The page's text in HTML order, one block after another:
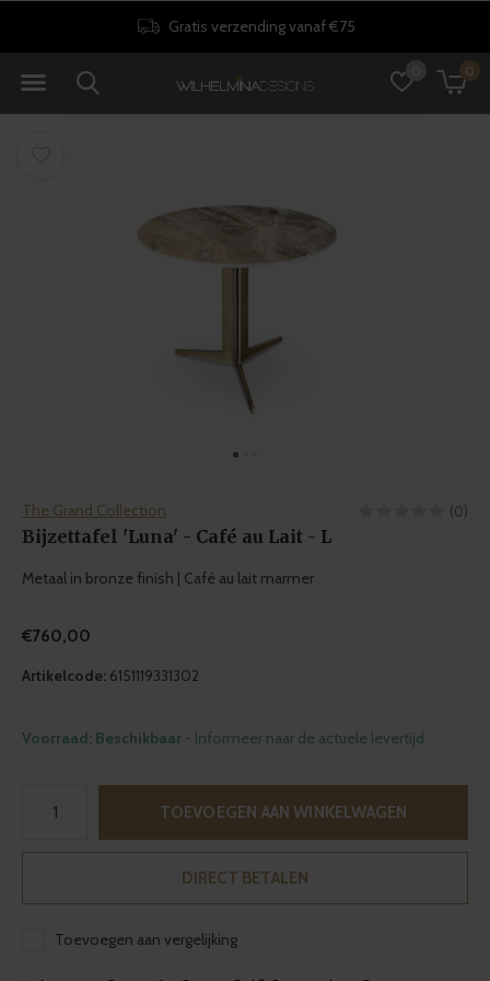
0
30 dagen retourrecht
The Grand Collection (0)
Bijzettafel 'Luna' - Café au Lait - L
Metaal in bronze finish | Café au lait marmer
€760,00
Artikelcode: 6151119331302
Voorraad: Beschikbaar - Informeer naar de actuele levertijd
TOEVOEGEN AAN WINKELWAGEN
DIRECT BETALEN
Toevoegen aan vergelijking